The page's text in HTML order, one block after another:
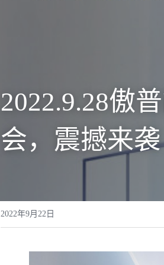
2022.9.28傲
会，震撼来袭
2022年9月22日